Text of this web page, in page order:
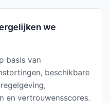
we
basis van
beschikbare
en vertrouwensscores.